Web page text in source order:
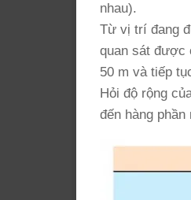
nhau).
Từ vị trí đang
quan sát được
50 m và tiếp
Hỏi độ rộng
đến hàng